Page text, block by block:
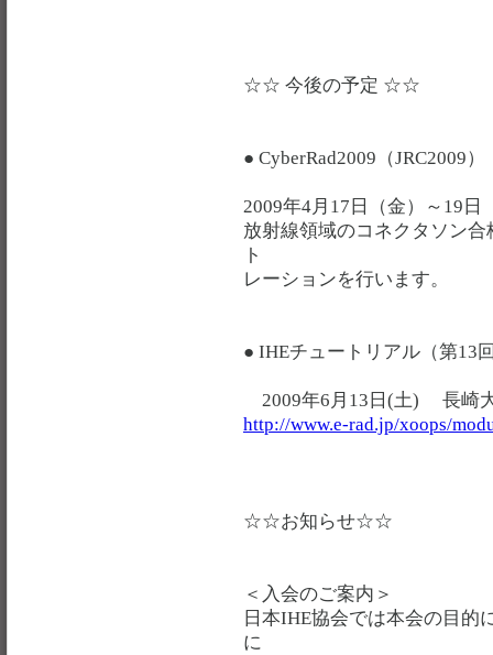
☆☆ 今後の予定 ☆☆
● CyberRad2009（JRC2009）
2009年4月17日（金）～19
放射線領域のコネクタソン
ト
レーションを行います。
● IHEチュートリアル（第13
2009年6月13日(土) 長崎
http://www.e-rad.jp/xoops/
☆☆お知らせ☆☆
＜入会のご案内＞
日本IHE協会では本会の目的
に